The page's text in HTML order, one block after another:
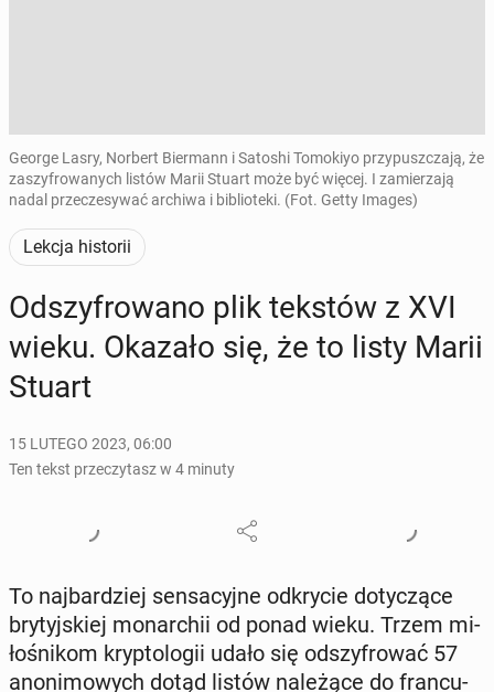
George Lasry, Norbert Biermann i Satoshi Tomokiyo przypuszczają, że
zaszyfrowanych listów Marii Stuart może być więcej. I zamierzają
nadal przeczesywać archiwa i biblioteki. (Fot. Getty Images)
Lekcja historii
Od­szy­fro­wa­no plik tekstów z XVI
wieku. Okazało się, że to listy Marii
Stuart
15 LUTEGO 2023, 06:00
Ten tekst przeczytasz w 4 minuty
To naj­bar­dziej sen­sa­cyj­ne od­kry­cie do­ty­czą­ce
bry­tyj­skiej mo­nar­chii od ponad wieku. Trzem mi­
ło­śni­kom kryp­to­lo­gii udało się od­szy­fro­wać 57
ano­ni­mo­wych dotąd listów na­le­żą­ce do fran­cu­